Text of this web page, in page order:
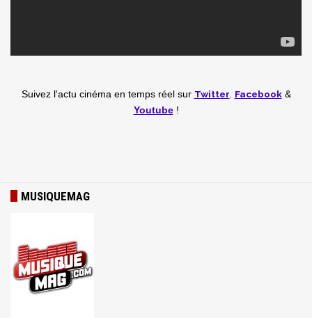
Suivez l'actu cinéma en temps réel sur Twitter Facebook&
Youtube!
MUSIQUEMAG